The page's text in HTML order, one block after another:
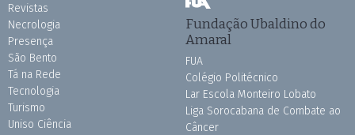
Revistas
Necrologia
Presença
São Bento
Tá na Rede
Tecnologia
Turismo
Uniso Ciência
Fundação Ubaldino do
Amaral
FUA
Colégio Politécnico
Lar Escola Monteiro Lobato
Liga Sorocabana de Combate ao
Câncer